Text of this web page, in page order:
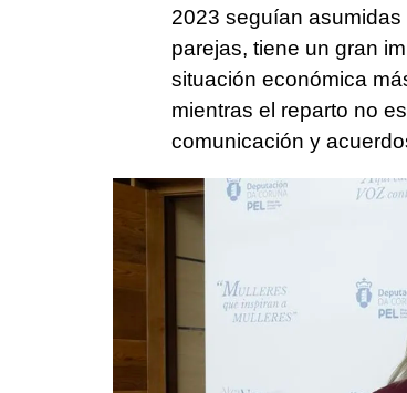
2023 seguían
parejas, tiene un gran
situación económica
mientras el reparto no
comunicación y